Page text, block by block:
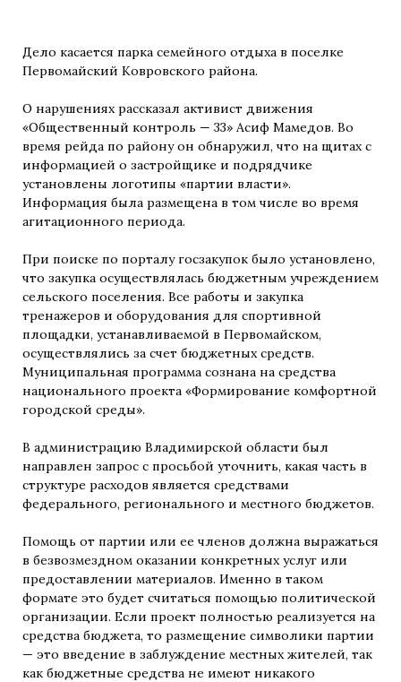
Дело касается парка семейного отдыха в поселке
Первомайский Ковровского района.
О нарушениях рассказал активист движения
«Общественный контроль — 33» Асиф Мамедов. Во
время рейда по району он обнаружил, что на щитах с
информацией о застройщике и подрядчике
установлены логотипы «партии власти».
Информация была размещена в том числе во время
агитационного периода.
При поиске по порталу госзакупок было установлено,
что закупка осуществлялась бюджетным учреждением
сельского поселения. Все работы и закупка
тренажеров и оборудования для спортивной
площадки, устанавливаемой в Первомайском,
осуществлялись за счет бюджетных средств.
Муниципальная программа сознана на средства
национального проекта «Формирование комфортной
городской среды».
В администрацию Владимирской области был
направлен запрос с просьбой уточнить, какая часть в
структуре расходов является средствами
федерального, регионального и местного бюджетов.
Помощь от партии или ее членов должна выражаться
в безвозмездном оказании конкретных услуг или
предоставлении материалов. Именно в таком
формате это будет считаться помощью политической
организации. Если проект полностью реализуется на
средства бюджета, то размещение символики партии
— это введение в заблуждение местных жителей, так
как бюджетные средства не имеют никакого